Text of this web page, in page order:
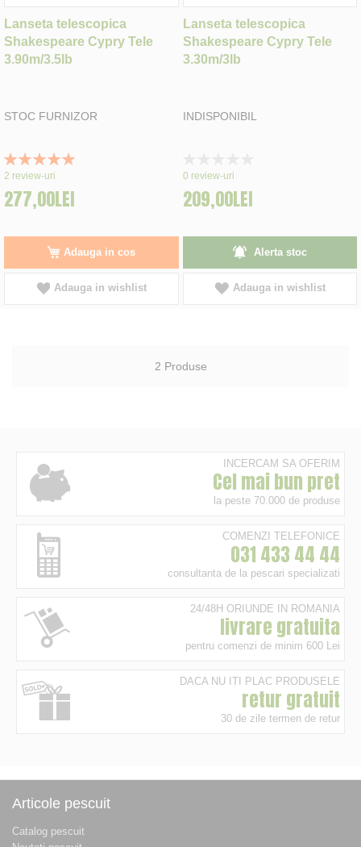
Lanseta telescopica
Shakespeare Cypry Tele
3.90m/3.5lb
STOC FURNIZOR
Rating:
100%
2 review-uri
277,00LEI
Adauga in cos
Adauga in wishlist
Lanseta telescopica
Shakespeare Cypry Tele
3.30m/3lb
INDISPONIBIL
0%
0 review-uri
209,00LEI
Alerta stoc
Adauga in wishlist
2 Produse
INCERCAM SA OFERIM
Cel mai bun pret
la peste 70.000 de produse
COMENZI TELEFONICE
031 433 44 44
consultanta de la pescari specializati
24/48H ORIUNDE IN ROMANIA
livrare gratuita
pentru comenzi de minim 600 Lei
DACA NU ITI PLAC PRODUSELE
retur gratuit
30 de zile termen de retur
Articole pescuit
Catalog pescuit